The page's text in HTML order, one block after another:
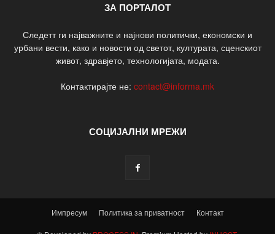
ЗА ПОРТАЛОТ
Следетт ги најважните и најнови политички, економски и
урбани вести, како и новости од светот, културата, сценскиот
живот, здравјето, технологијата, модата.
Контактирајте не: contact@informa.mk
СОЦИЈАЛНИ МРЕЖИ
Импресум Политика за приватност Контакт